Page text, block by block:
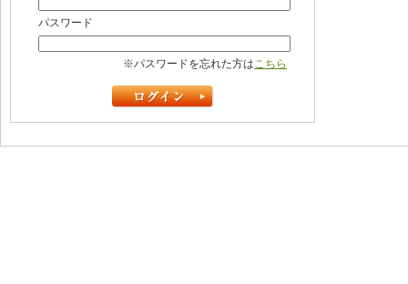
パスワード
※パスワードを忘れた方はこちら